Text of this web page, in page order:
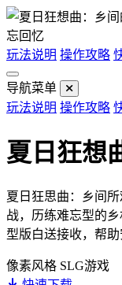
忘回忆
玩法说明 操作攻略
导航菜单
玩法说明 操作攻略
夏日狂想
夏日狂思曲：乡间
战，历练难忘型的
型版白送接收，帮助
像素风格 SLG游戏